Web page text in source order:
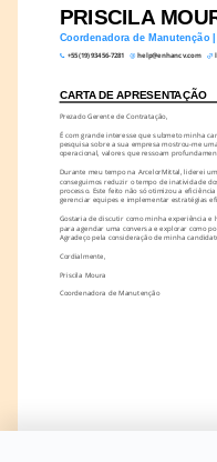
PRISCILA
Coordenadora de Manutenção
+55 (19) 93456-7281 help@enhancv.com
CARTA DE APRESENTAÇÃO
Prezado Gerente de Contratação,
É com grande interesse que submeto minha
pesquisa sobre a sua empresa mostrou-me
operacional, valores que ressoam
Durante meu tempo na ArcelorMittal, liderei
conseguimos reduzir o tempo de inatividade
processo. Este feito não só otimizou a
gerenciar equipes e implementar estratégias
Gostaria de discutir como minha experiência e
para agendar uma conversa e explorar como
Agradeço pela consideração de minha
Cordialmente,
Priscila Moura
Coordenadora de Manutenção